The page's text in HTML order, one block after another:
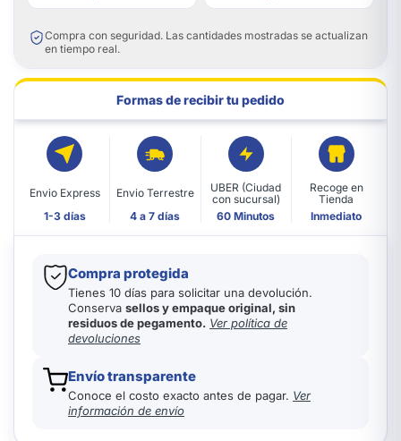
Compra con seguridad. Las cantidades mostradas se actualizan
en tiempo real.
Formas de recibir tu pedido
Envio Express
1-3 días
Envio Terrestre
4 a 7 días
UBER (Ciudad
con sucursal)
60 Minutos
Recoge en
Tienda
Inmediato
Compra protegida
Tienes 10 días para solicitar una devolución.
Conserva sellos y empaque original, sin
residuos de pegamento. Ver política de
devoluciones
Envío transparente
Conoce el costo exacto antes de pagar. Ver
información de envío